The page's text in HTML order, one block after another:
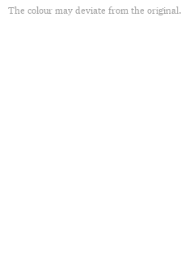
The colour may deviate from the original.